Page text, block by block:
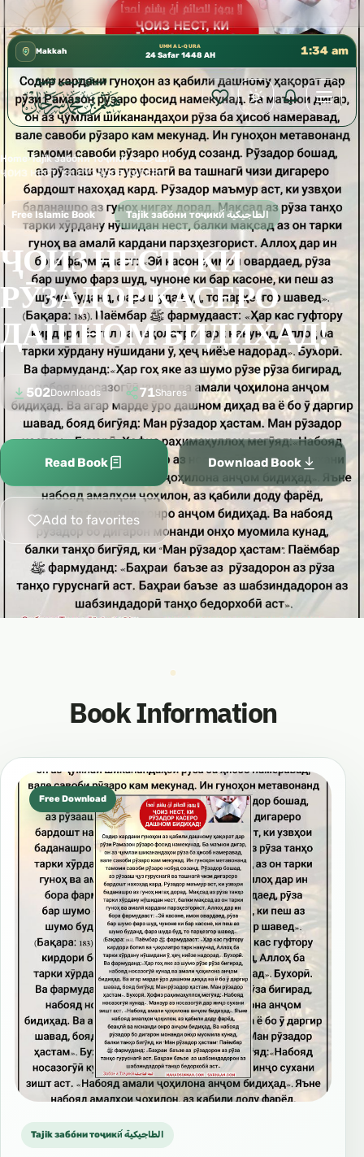
كتب الشيخ هيثم سرحان حفظه الله متوفرة مجانًا في ✦
Makkah
UMM AL-QURA
24 Safar 1448 AH 1:34 am
Home› Tajik забо́ни тоҷикӣ́ الطاجيكية›
ҶОИЗ НЕСТ, КИ РӮЗАДОР КАСЕРО ДАШНОМ БИДИҲАД!
Free Islamic Book Tajik забо́ни тоҷикӣ́ الطاجيكية
ҶОИЗ НЕСТ, КИ
РӮЗАДОР КАСЕРО
ДАШНОМ БИДИҲАД!
502Downloads 71Shares
Read Book Download Book
Add to favorites
Book Information
Free Download
Tajik забо́ни тоҷикӣ́ الطاجيكية